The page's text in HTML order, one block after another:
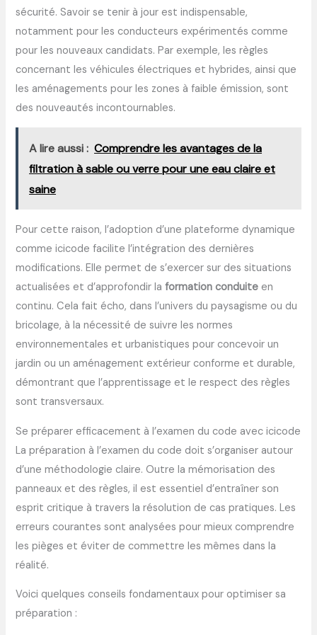
sécurité. Savoir se tenir à jour est indispensable,
notamment pour les conducteurs expérimentés comme
pour les nouveaux candidats. Par exemple, les règles
concernant les véhicules électriques et hybrides, ainsi que
les aménagements pour les zones à faible émission, sont
des nouveautés incontournables.
A lire aussi : Comprendre les avantages de la
filtration à sable ou verre pour une eau claire et
saine
Pour cette raison, l’adoption d’une plateforme dynamique
comme icicode facilite l’intégration des dernières
modifications. Elle permet de s’exercer sur des situations
actualisées et d’approfondir laformation conduite en
continu. Cela fait écho, dans l’univers du paysagisme ou du
bricolage, à la nécessité de suivre les normes
environnementales et urbanistiques pour concevoir un
jardin ou un aménagement extérieur conforme et durable,
démontrant que l’apprentissage et le respect des règles
sont transversaux.
Se préparer efficacement à l’examen du code avec icicode
La préparation à l’examen du code doit s’organiser autour
d’une méthodologie claire. Outre la mémorisation des
panneaux et des règles, il est essentiel d’entraîner son
esprit critique à travers la résolution de cas pratiques. Les
erreurs courantes sont analysées pour mieux comprendre
les pièges et éviter de commettre les mêmes dans la
réalité.
Voici quelques conseils fondamentaux pour optimiser sa
préparation :